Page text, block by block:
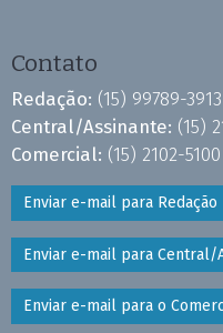
Contato
Redação: (15) 99789-3913
Central/Assinante: (15)
Comercial: (15) 2102-
Enviar e-mail para Redação
Enviar e-mail para Central/
Enviar e-mail para o